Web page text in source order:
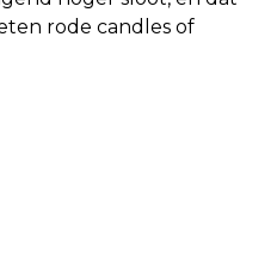
rode candles of